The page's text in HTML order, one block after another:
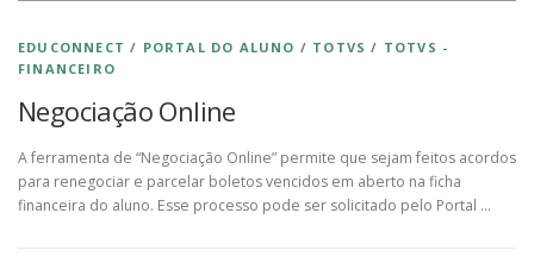
EDUCONNECT / PORTAL DO ALUNO / TOTVS / TOTVS -
FINANCEIRO
Negociação Online
A ferramenta de “Negociação Online” permite que sejam feitos acordos
para renegociar e parcelar boletos vencidos em aberto na ficha
financeira do aluno. Esse processo pode ser solicitado pelo Portal …